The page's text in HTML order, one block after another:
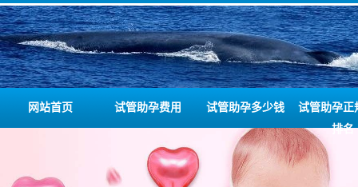
网站首页 试管助孕费用 试管助孕多少钱
试管助孕正
排名